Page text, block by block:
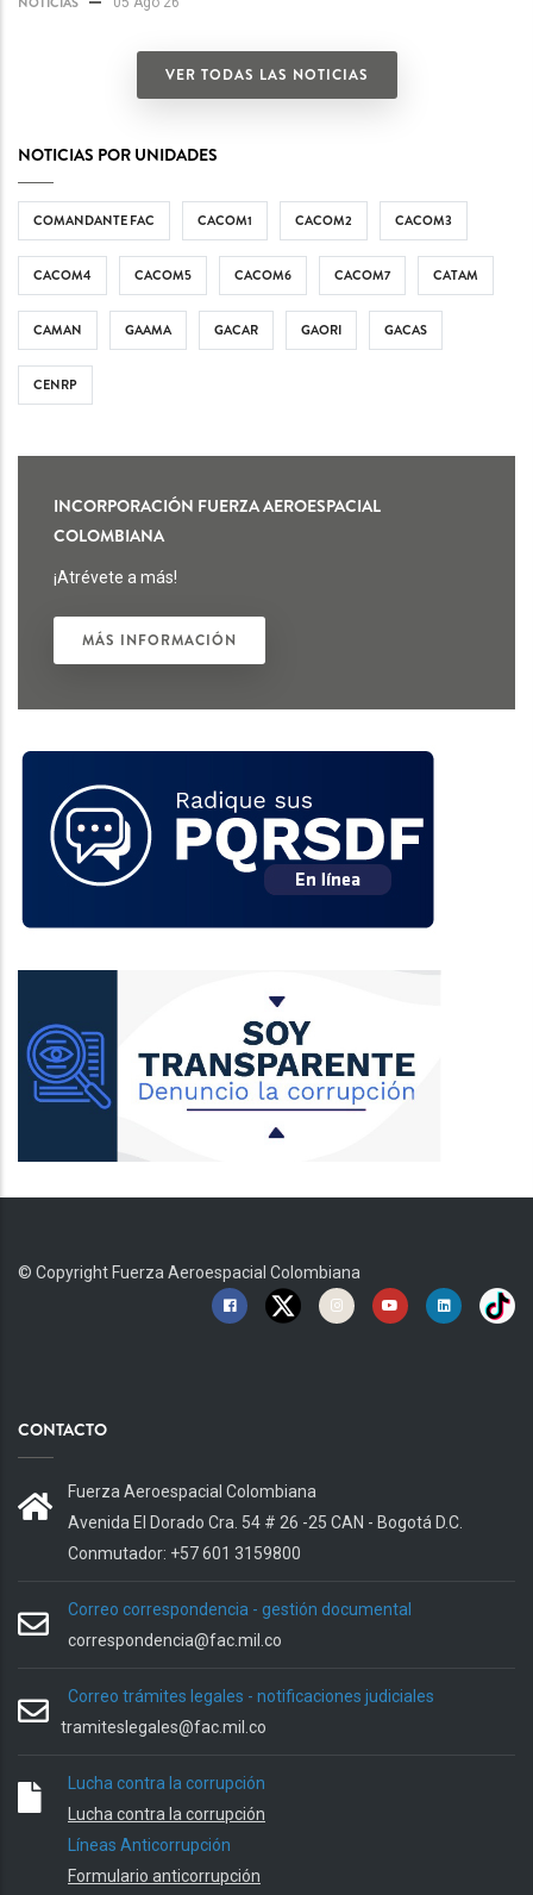
VER TODAS LAS NOTICIAS
NOTICIAS POR UNIDADES
COMANDANTE FAC CACOM1 CACOM2 CACOM3
CACOM4 CACOM5 CACOM6 CACOM7 CATAM
CAMAN GAAMA GACAR GAORI GACAS
CENRP
INCORPORACIÓN FUERZA AEROESPACIAL
COLOMBIANA
¡Atrévete a más!
MÁS INFORMACIÓN
© Copyright Fuerza Aeroespacial Colombiana
CONTACTO
Fuerza Aeroespacial Colombiana
Avenida El Dorado Cra. 54 # 26 -25 CAN - Bogotá D.C.
Conmutador: +57 601 3159800
Correo correspondencia - gestión documental
correspondencia@fac.mil.co
Correo trámites legales - notificaciones judiciales
tramiteslegales@fac.mil.co
Lucha contra la corrupción
Lucha contra la corrupción
Líneas Anticorrupción
Formulario anticorrupción